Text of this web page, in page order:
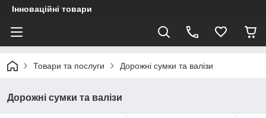
Інноваційні товари
Товари та послуги Дорожні сумки та валізи
Дорожні сумки та валізи